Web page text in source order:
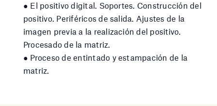
● El positivo digital. Soportes. Construcción del
positivo. Periféricos de salida. Ajustes de la
imagen previa a la realización del positivo.
Procesado de la matriz.
● Proceso de entintado y estampación de la
matriz.